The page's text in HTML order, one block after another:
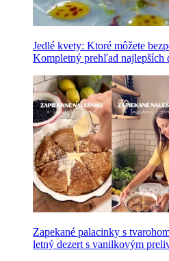
Jedlé kvety: Ktoré môžete
Kompletný prehľad najlepších
Zapekané palacinky s
letný dezert s vanilkovým